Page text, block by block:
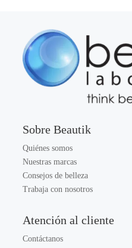
Sobre Beautik
Quiénes somos
Nuestras marcas
Consejos de belleza
Trabaja con nosotros
Atención al cliente
Contáctanos